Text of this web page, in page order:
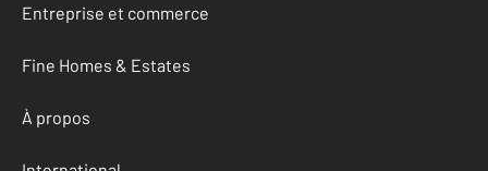
Entreprise et commerce
Fine Homes & Estates
À propos